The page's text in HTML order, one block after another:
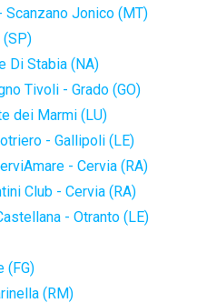
Scanzano Jonico (MT)
(SP)
Di Stabia (NA)
Tivoli - Grado (GO)
dei Marmi (LU)
- Gallipoli (LE)
- Cervia (RA)
Club - Cervia (RA)
- Otranto (LE)
(FG)
(RM)